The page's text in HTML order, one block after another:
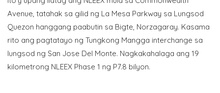
Avenue, tatahak sa gilid ng La Mesa Parkway sa Lungsod
Quezon hanggang paabutin sa Bigte, Norzagaray. Kasama
rito ang pagtatayo ng Tungkong Mangga interchange sa
lungsod ng San Jose Del Monte. Nagkakahalaga ang 19
kilometrong NLEEX Phase 1 ng P7.8 bilyon.